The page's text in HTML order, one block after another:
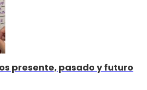
presente, pasado y futuro